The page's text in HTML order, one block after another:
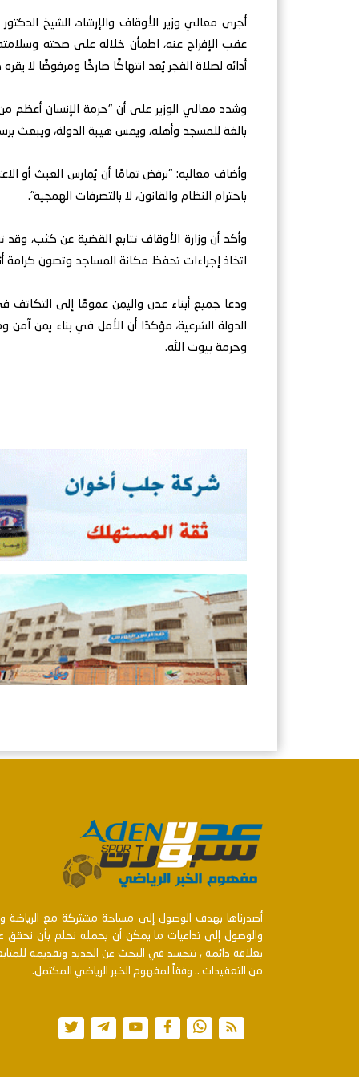
أجرى معالي وزير الأوقاف والإرشاد، الشيخ
عقب الإفراج عنه، اطمأن خلاله على صحته
أدائه لصلاة الفجر يُعد انتهاكًا صارخًا ومرفوضًا لا
وشدد معالي الوزير على أن "حرمة الإنسان أعظم
بالغة للمسجد وأهله، ويمس هيبة الدولة، ويبعث
وأضاف معاليه: "نرفض تمامًا أن يُمارس العبث أو
باحترام النظام والقانون، لا بالتصرفات الهمجية".
وأكد أن وزارة الأوقاف تتابع القضية عن كثب،
اتخاذ إجراءات تحفظ مكانة المساجد وتصون كرامة
ودعا جميع أبناء عدن واليمن عمومًا إلى
الدولة الشرعية، مؤكدًا أن الأمل في بناء يمن آمن
وحرمة بيوت الله.
أصدرناها بهدف الوصول إلى مساحة مشتركة مع الرياضة
والوصول إلى تداعيات ما يمكن أن يحمله نحلم بأن نحقق
بعلاقة دائمة , تتجسد في البحث عن الجديد وتقديمه
من التعقيدات .. وفقاً لمفهوم الخبر الرياضي المكتمل.